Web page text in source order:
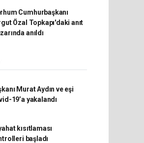
Cumhurbaşkanı
Özal Topkapı'daki anıt
anıldı
Murat Aydın ve eşi
19’a yakalandı
kısıtlaması
başladı